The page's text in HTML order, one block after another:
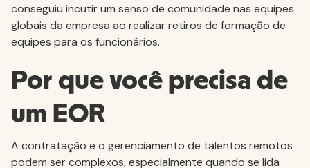
conseguiu incutir um senso de comunidade nas equipes
globais da empresa ao realizar retiros de formação de
equipes para os funcionários.
Por que você precisa de
um EOR
A contratação e o gerenciamento de talentos remotos
podem ser complexos, especialmente quando se lida